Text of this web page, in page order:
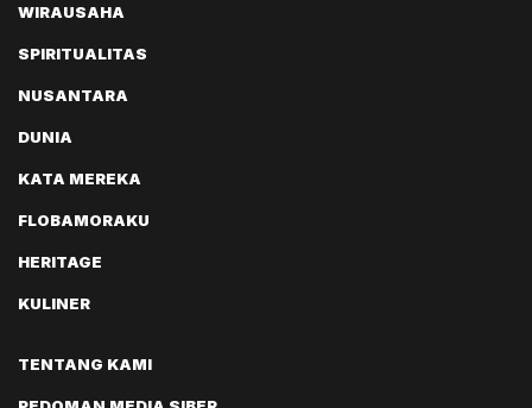
WIRAUSAHA
SPIRITUALITAS
NUSANTARA
DUNIA
KATA MEREKA
FLOBAMORAKU
HERITAGE
KULINER
TENTANG KAMI